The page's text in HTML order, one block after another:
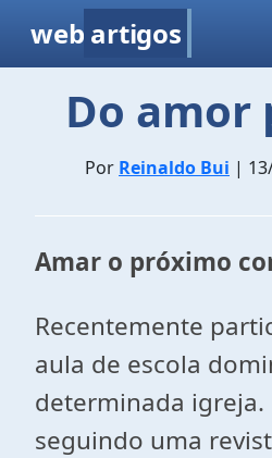
web artigos
Do amor
Por Reinaldo Bui |
Amar o próximo
Recentemente
aula de escola
determinada igreja.
seguindo uma